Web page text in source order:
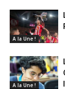
A la Une !
A la Une !